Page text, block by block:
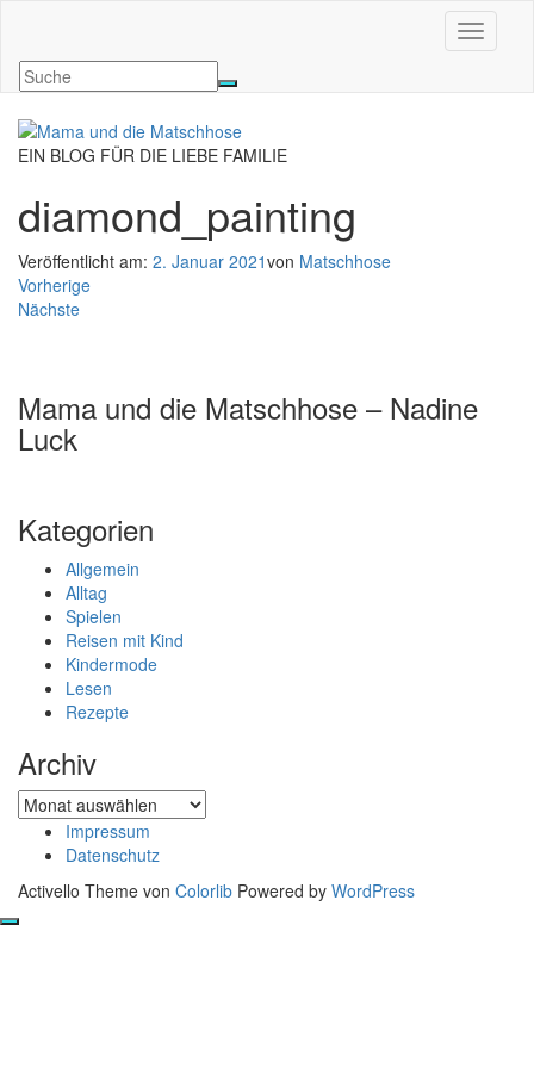
EIN BLOG FÜR DIE LIEBE FAMILIE
diamond_painting
Veröffentlicht am: 2. Januar 2021von Matschhose
Vorherige
Nächste
Mama und die Matschhose – Nadine
Luck
Kategorien
Allgemein
Alltag
Spielen
Reisen mit Kind
Kindermode
Lesen
Rezepte
Archiv
Archiv
Impressum
Datenschutz
Activello Theme von Colorlib Powered by WordPress